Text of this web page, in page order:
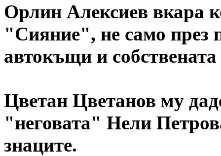
Орлин Алексиев вкара
"Сияние", не само през
автокъщи и
Цветан Цветанов му
"неговата" Нели
знаците.